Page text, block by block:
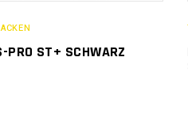
PRO ST+ SCHWARZ